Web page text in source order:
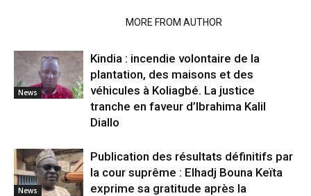
MORE FROM AUTHOR
News
Kindia : incendie volontaire de la
plantation, des maisons et des
véhicules à Koliagbé. La justice
tranche en faveur d’Ibrahima Kalil
Diallo
News
Publication des résultats définitifs par
la cour suprême : Elhadj Bouna Keïta
exprime sa gratitude après la